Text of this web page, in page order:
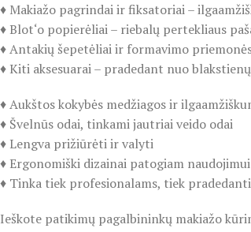
♦️ Makiažo pagrindai ir fiksatoriai –
♦️ Blot‘o popierėliai – riebalų pertekliaus
♦️ Antakių šepetėliai ir formavimo
♦️ Kiti aksesuarai – pradedant nuo
♦️ Aukštos kokybės medžiagos ir
♦️ Švelnūs odai, tinkami jautriai veido odai
♦️ Lengva prižiūrėti ir valyti
♦️ Ergonomiški dizainai patogiam naudojimui
♦️ Tinka tiek profesionalams, tiek
Ieškote patikimų pagalbininkų makiažo